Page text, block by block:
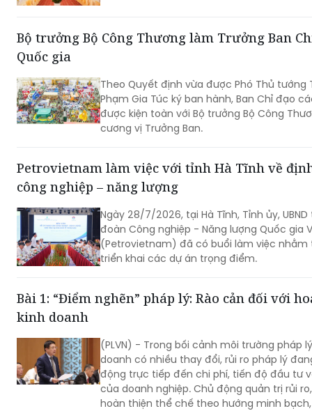
Bộ trưởng Bộ Công Thương làm Trưởng Ban
Quốc gia
Theo Quyết định vừa được Phó Thủ tướng
Phạm Gia Túc ký ban hành, Ban Chỉ đạo
được kiện toàn với Bộ trưởng Bộ Công
cương vị Trưởng Ban.
Petrovietnam làm việc với tỉnh Hà Tĩnh về
công nghiệp – năng lượng
Ngày 28/7/2026, tại Hà Tĩnh, Tỉnh ủy,
đoàn Công nghiệp - Năng lượng Quốc gia
(Petrovietnam) đã có buổi làm việc
triển khai các dự án trọng điểm.
Bài 1: “Điểm nghẽn” pháp lý: Rào cản đối với
kinh doanh
(PLVN) - Trong bối cảnh môi trường pháp
doanh có nhiều thay đổi, rủi ro pháp lý
động trực tiếp đến chi phí, tiến độ đầu tư
của doanh nghiệp. Chủ động quản trị rủi
hoàn thiện thể chế theo hướng minh